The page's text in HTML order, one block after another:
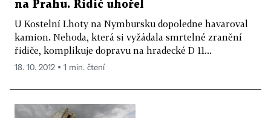
na Prahu. Řidič uhořel
U Kostelní Lhoty na Nymbursku dopoledne havaroval
kamion. Nehoda, která si vyžádala smrtelné zranění
řidiče, komplikuje dopravu na hradecké D 11...
18. 10. 2012 ▪ 1 min. čtení